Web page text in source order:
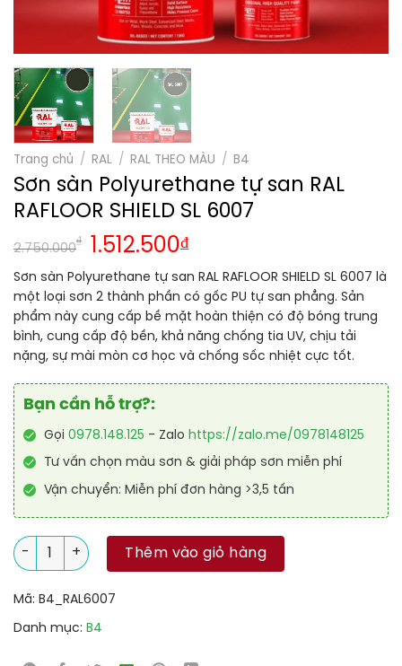
Trang chủ / RAL / RAL THEO MÀU / B4
Sơn sàn Polyurethane tự san RAL
RAFLOOR SHIELD SL 6007
2.750.000
₫ 1.512.500₫
Sơn sàn Polyurethane tự san RAL RAFLOOR SHIELD SL 6007 là
một loại sơn 2 thành phần có gốc PU tự san phẳng. Sản
phẩm này cung cấp bề mặt hoàn thiện có độ bóng trung
bình, cung cấp độ bền, khả năng chống tia UV, chịu tải
nặng, sự mài mòn cơ học và chống sốc nhiệt cực tốt.
Bạn cần hỗ trợ?:
Gọi 0978.148.125 - Zalo https://zalo.me/0978148125
Tư vấn chọn màu sơn & giải pháp sơn miễn phí
Vận chuyển: Miễn phí đơn hàng >3,5 tấn
Sơn sàn Polyurethane tự san RAL RAFLOOR SHIELD SL 6007
Thêm vào giỏ hàng
Mã: B4_RAL6007
Danh mục: B4